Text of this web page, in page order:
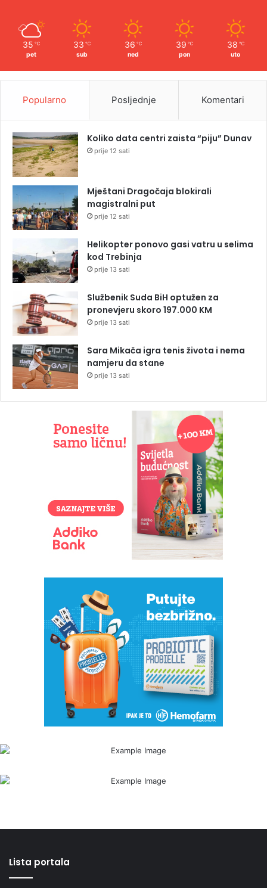
35 ℃
pet
33 ℃
sub
36 ℃
ned
39 ℃
pon
38 ℃
uto
Popularno Posljednje Komentari
Koliko data centri zaista “piju” Dunav
prije 12 sati
Mještani Dragočaja blokirali
magistralni put
prije 12 sati
Helikopter ponovo gasi vatru u selima
kod Trebinja
prije 13 sati
Službenik Suda BiH optužen za
pronevjeru skoro 197.000 KM
prije 13 sati
Sara Mikača igra tenis života i nema
namjeru da stane
prije 13 sati
Lista portala